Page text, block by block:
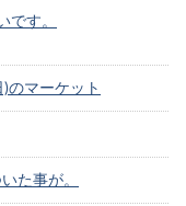
す。
のマーケット
た事が。